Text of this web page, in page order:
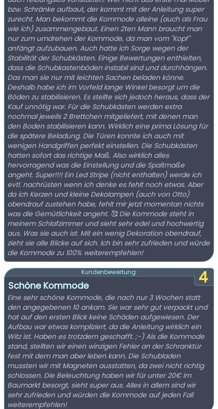
bzw. Schränke aufbaut, der kommt mit der Anleitung super
zurecht. Man bekommt die Kommode alleine (auch als Frau
wie ich) zusammengebaut. Einen 2ten Mann braucht man
nur zum umdrehen der Kommode, da man vom "Kopf"
anfängt aufzubauen. Auch hatte ich Sorge wegen der
Stabilität der Schubkästen. Einige Bewertungen enthielten,
dass die Schubkastenböden instabil sind und durchhängen.
Das man sie nur mit leichten Sachen beladen könne.
Deshalb habe ich im Vorfeld lange Winkel besorgt um die
Böden zu stabilisieren. Es stellte sich jedoch heraus, dass der
Kauf unnötig war. Für die Schubkästen werden extra
nochmal jeweils 2 Brettchen mitgeliefert, mit denen man
den Boden stabilisieren kann. Wirklich eine prima Lösung für
die spätere Beladung. Die Türen konnte ich auch mit
wenigen Handgriffen perfekt einstellen. Die Schubkästen
hatten sofort das richtige Maß. Also wirklich alles
hervorragend was die Einstellung und die Spaltmaße
angeht. Super!!!! Ein Led Stripe (nicht enthalten) werde ich
evtl. nachrüsten wenn ich denke es fehlt noch etwas. Aber
da ich Kerzen und kleine Dekolampen (auch von Otto)
obendrauf zustehen habe, fehlt mir jetzt momentan nichts
was die Gemütlichkeit angeht. 🥰 Die Kommode steht in
meinem Schlafzimmer und sieht sehr edel und hochwertig
aus. Was sie auch ist. Mit ein wenig Dekoration obendrauf,
zieht sie alle Blicke auf sich. Ich bin sehr zufrieden und würde
die Kommode zu 100% weiterempfehlen!
4
Kundenbewertung:
Schöne Kommode
Eine sehr schöne Kommode, die nach nur 3 Wochen statt
den angegebenen 10 ankam. Sie war sehr gut verpackt und
hat auf den ersten Blick keine Schäden aufgewiesen. Der
Aufbau war etwas kompliziert, da die Anleitung wirklich ein
Witz ist. Haben es trotzdem geschafft. ;-) Als die Kommode
stand, stellten wir einen winzigen Fehler an der Schranktür
fest mit dem man aber leben kann. Die Schubladen
mussten wir mit Magneten ausstatten, da zwei nicht richtig
schlossen. Die Beleuchtung haben wir für unter 20€ im
Baumarkt besorgt, sieht super aus. Alles in allem sind wir
sehr zufrieden und würden die Kommode auf jeden Fall
weiterempfehlen!